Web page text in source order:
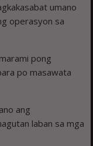
umano
operasyon sa
pong
po masawata
ang
laban sa mga